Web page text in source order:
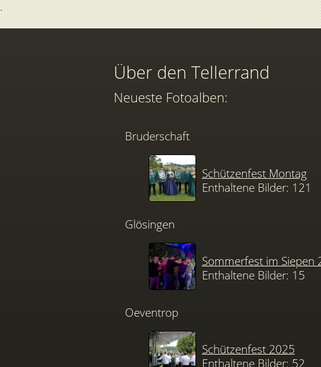
Über den Tellerrand
Neueste Fotoalben:
Bruderschaft
Schützenfest Montag
Enthaltene Bilder: 121
Glösingen
Sommerfest im Siepen
Enthaltene Bilder: 15
Oeventrop
Schützenfest 2025
Enthaltene Bilder: 52